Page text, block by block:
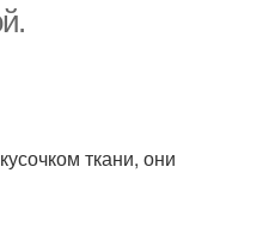
ткани, они